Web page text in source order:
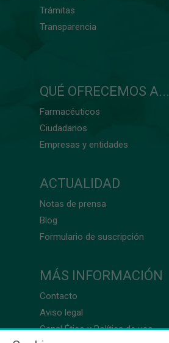
Trámitas
Transparencia
QUÉ OFRECEMOS A...
Farmacéuticos
Ciudadanos
Empresas y entidades
ACTUALIDAD
Notas de prensa
Blog
Formulario de suscripción
MÁS INFORMACIÓN
Contacto
Aviso legal
Canal Ético y Política de uso